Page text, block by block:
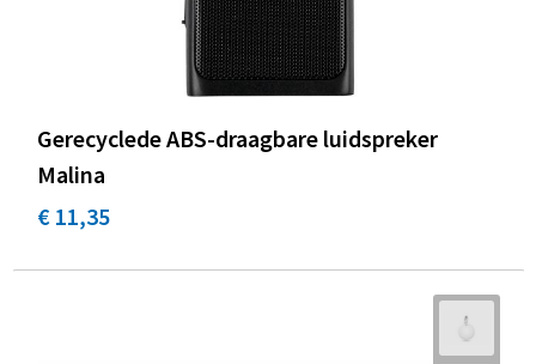
Gerecyclede ABS-draagbare luidspreker
Malina
€ 11,35